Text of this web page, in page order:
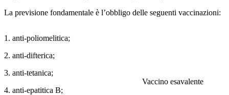
La previsione fondamentale è l’obbligo delle seguenti vaccinazioni:
1. anti-poliomelitica;
2. anti-difterica;
3. anti-tetanica;
4. anti-epatitica B;
Vaccino esavalente